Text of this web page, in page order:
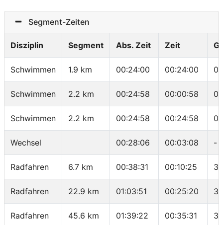
Segment-Zeiten
Disziplin Segment Abs. Zeit Zeit
Schwimmen 1.9 km 00:24:00 00:24:00
Schwimmen 2.2 km 00:24:58 00:00:58
Schwimmen 2.2 km 00:24:58 00:24:58
Wechsel 00:28:06 00:03:08 -
Radfahren 6.7 km 00:38:31 00:10:25
Radfahren 22.9 km 01:03:51 00:25:20
Radfahren 45.6 km 01:39:22 00:35:31